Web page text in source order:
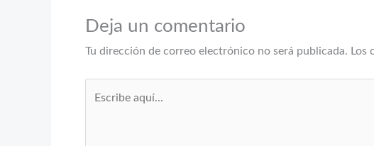
Deja un comentario
Tu dirección de correo electrónico no será publicada. Los